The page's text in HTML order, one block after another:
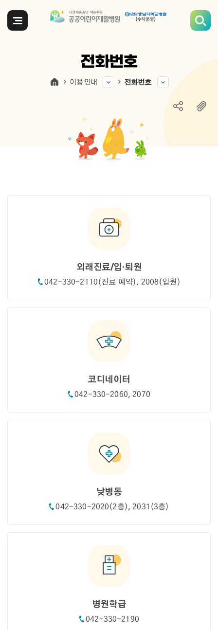
전체메뉴
전화번호
이용 안내 전화번호
외래진료/입·퇴원
042-330-2110(진료 예약), 2008(입원)
코디네이터
042-330-2060, 2070
낮병동
042-330-2020(2층), 2031(3층)
병원학급
042-330-2190